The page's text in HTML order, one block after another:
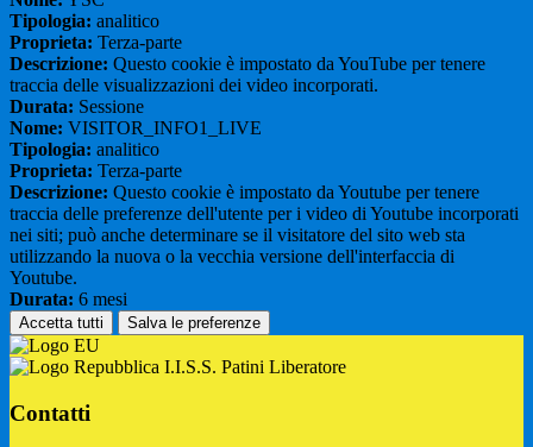
Tipologia: analitico
Proprieta: Terza-parte
Descrizione: Questo cookie è impostato da YouTube per tenere
traccia delle visualizzazioni dei video incorporati.
Durata: Sessione
Nome: VISITOR_INFO1_LIVE
Tipologia: analitico
Proprieta: Terza-parte
Descrizione: Questo cookie è impostato da Youtube per tenere
traccia delle preferenze dell'utente per i video di Youtube incorporati
nei siti; può anche determinare se il visitatore del sito web sta
utilizzando la nuova o la vecchia versione dell'interfaccia di
Youtube.
Durata: 6 mesi
Accetta tutti Salva le preferenze
I.I.S.S. Patini Liberatore
Contatti